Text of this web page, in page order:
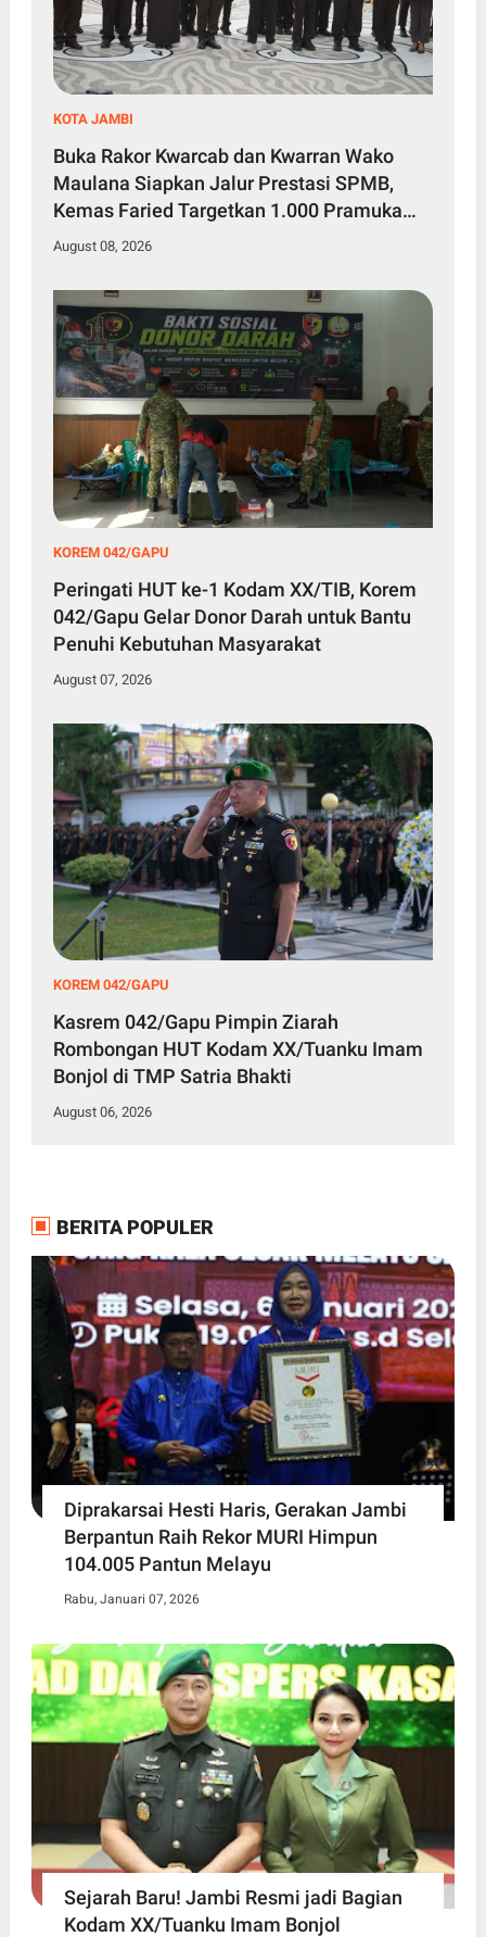
KOTA JAMBI
Buka Rakor Kwarcab dan Kwarran Wako
Maulana Siapkan Jalur Prestasi SPMB,
Kemas Faried Targetkan 1.000 Pramuka
Garuda
August 08, 2026
KOREM 042/GAPU
Peringati HUT ke-1 Kodam XX/TIB, Korem
042/Gapu Gelar Donor Darah untuk Bantu
Penuhi Kebutuhan Masyarakat
August 07, 2026
KOREM 042/GAPU
Kasrem 042/Gapu Pimpin Ziarah
Rombongan HUT Kodam XX/Tuanku Imam
Bonjol di TMP Satria Bhakti
August 06, 2026
BERITA POPULER
Diprakarsai Hesti Haris, Gerakan Jambi
Berpantun Raih Rekor MURI Himpun
104.005 Pantun Melayu
Rabu, Januari 07, 2026
Sejarah Baru! Jambi Resmi jadi Bagian
Kodam XX/Tuanku Imam Bonjol